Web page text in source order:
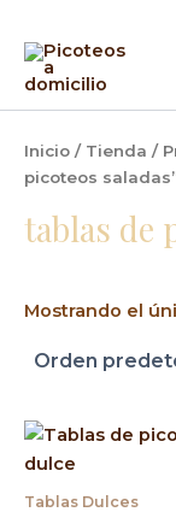
contenido
Inicio / Tienda /
picoteos
tablas de
Mostrando el
Tablas Dulces